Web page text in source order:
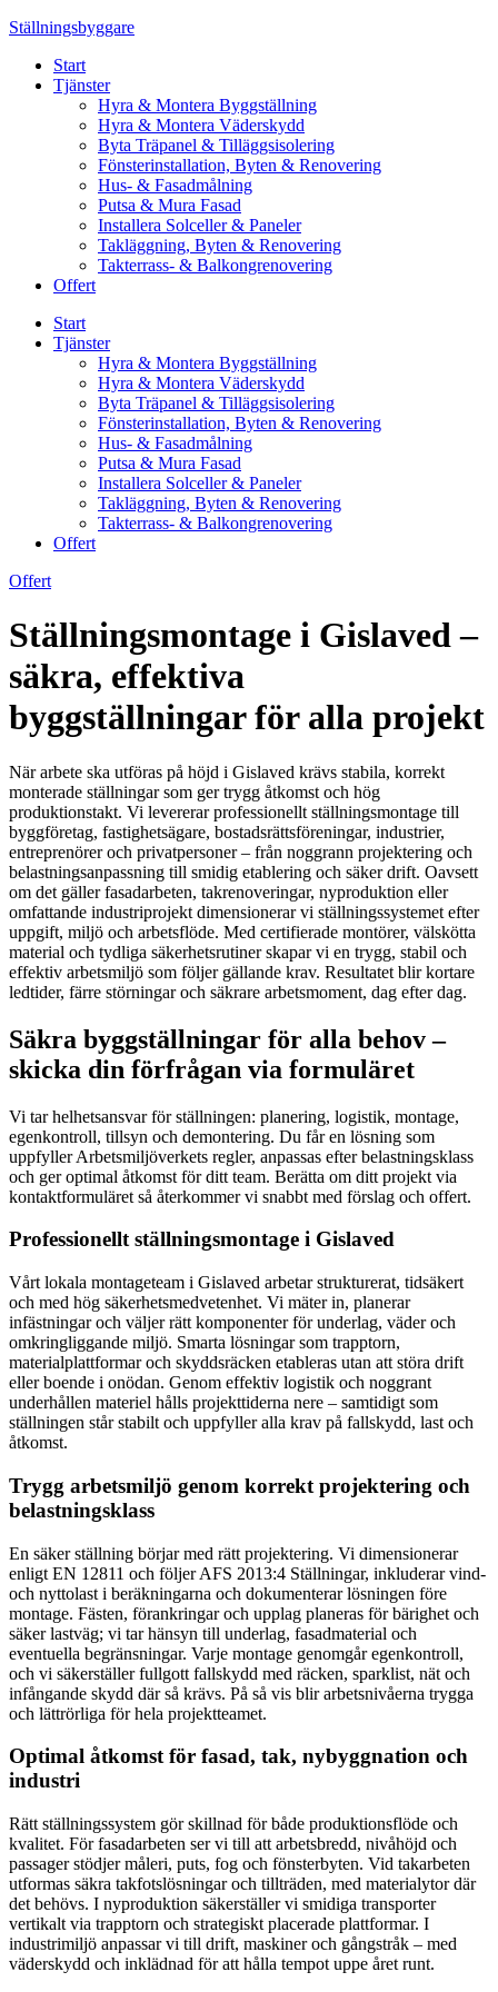
Skip
content
Ställningsbyggare
Start
Tjänster
Hyra & Montera Byggställning
Hyra & Montera Väderskydd
Byta Träpanel & Tilläggsisolering
Fönsterinstallation, Byten & Renovering
Hus- & Fasadmålning
Putsa & Mura Fasad
Installera Solceller & Paneler
Takläggning, Byten & Renovering
Takterrass- & Balkongrenovering
Offert
Start
Tjänster
Hyra & Montera Byggställning
Hyra & Montera Väderskydd
Byta Träpanel & Tilläggsisolering
Fönsterinstallation, Byten & Renovering
Hus- & Fasadmålning
Putsa & Mura Fasad
Installera Solceller & Paneler
Takläggning, Byten & Renovering
Takterrass- & Balkongrenovering
Offert
Offert
Ställningsmontage i Gislaved –
säkra, effektiva
byggställningar för alla projekt
När arbete ska utföras på höjd i Gislaved krävs stabila, korrekt
monterade ställningar som ger trygg åtkomst och hög
produktionstakt. Vi levererar professionellt ställningsmontage till
byggföretag, fastighetsägare, bostadsrättsföreningar, industrier,
entreprenörer och privatpersoner – från noggrann projektering och
belastningsanpassning till smidig etablering och säker drift. Oavsett
om det gäller fasadarbeten, takrenoveringar, nyproduktion eller
omfattande industriprojekt dimensionerar vi ställningssystemet efter
uppgift, miljö och arbetsflöde. Med certifierade montörer, välskötta
material och tydliga säkerhetsrutiner skapar vi en trygg, stabil och
effektiv arbetsmiljö som följer gällande krav. Resultatet blir kortare
ledtider, färre störningar och säkrare arbetsmoment, dag efter dag.
Säkra byggställningar för alla behov –
skicka din förfrågan via formuläret
Vi tar helhetsansvar för ställningen: planering, logistik, montage,
egenkontroll, tillsyn och demontering. Du får en lösning som
uppfyller Arbetsmiljöverkets regler, anpassas efter belastningsklass
och ger optimal åtkomst för ditt team. Berätta om ditt projekt via
kontaktformuläret så återkommer vi snabbt med förslag och offert.
Professionellt ställningsmontage i Gislaved
Vårt lokala montageteam i Gislaved arbetar strukturerat, tidsäkert
och med hög säkerhetsmedvetenhet. Vi mäter in, planerar
infästningar och väljer rätt komponenter för underlag, väder och
omkringliggande miljö. Smarta lösningar som trapptorn,
materialplattformar och skyddsräcken etableras utan att störa drift
eller boende i onödan. Genom effektiv logistik och noggrant
underhållen materiel hålls projekttiderna nere – samtidigt som
ställningen står stabilt och uppfyller alla krav på fallskydd, last och
åtkomst.
Trygg arbetsmiljö genom korrekt projektering och
belastningsklass
En säker ställning börjar med rätt projektering. Vi dimensionerar
enligt EN 12811 och följer AFS 2013:4 Ställningar, inkluderar vind-
och nyttolast i beräkningarna och dokumenterar lösningen före
montage. Fästen, förankringar och upplag planeras för bärighet och
säker lastväg; vi tar hänsyn till underlag, fasadmaterial och
eventuella begränsningar. Varje montage genomgår egenkontroll,
och vi säkerställer fullgott fallskydd med räcken, sparklist, nät och
infångande skydd där så krävs. På så vis blir arbetsnivåerna trygga
och lättrörliga för hela projektteamet.
Optimal åtkomst för fasad, tak, nybyggnation och
industri
Rätt ställningssystem gör skillnad för både produktionsflöde och
kvalitet. För fasadarbeten ser vi till att arbetsbredd, nivåhöjd och
passager stödjer måleri, puts, fog och fönsterbyten. Vid takarbeten
utformas säkra takfotslösningar och tillträden, med materialytor där
det behövs. I nyproduktion säkerställer vi smidiga transporter
vertikalt via trapptorn och strategiskt placerade plattformar. I
industrimiljö anpassar vi till drift, maskiner och gångstråk – med
väderskydd och inklädnad för att hålla tempot uppe året runt.